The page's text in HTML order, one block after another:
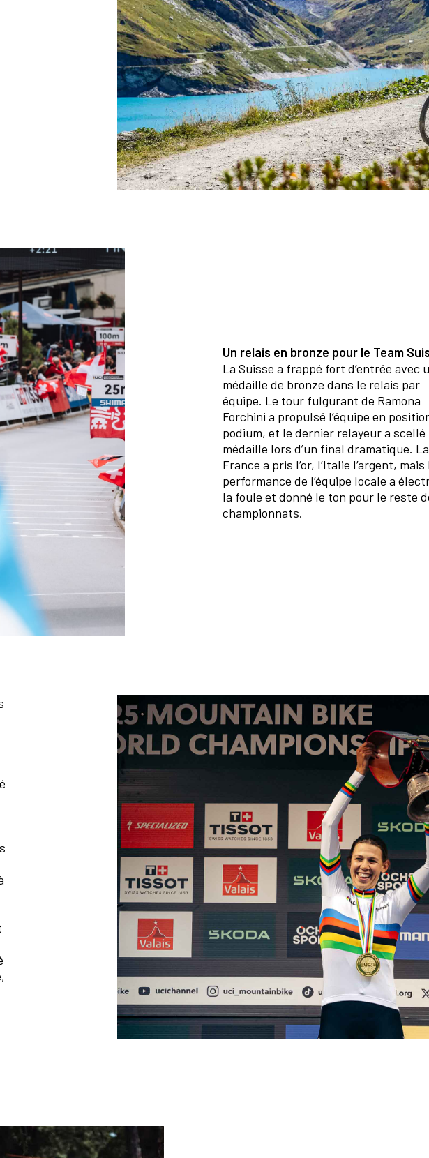
Un relais en bronze pour le Team
La Suisse a frappé fort d’entrée avec
médaille de bronze dans le relais par
équipe. Le tour fulgurant de Ramona
Forchini a propulsé l’équipe en
podium, et le dernier relayeur a scellé
médaille lors d’un final dramatique. La
France a pris l’or, l’Italie l’argent, mais
performance de l’équipe locale a
la foule et donné le ton pour le reste
championnats.